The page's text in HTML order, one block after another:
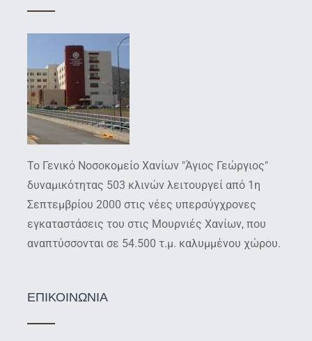
Το Γενικό Νοσοκομείο Χανίων "Άγιος Γεώργιος"
δυναμικότητας 503 κλινών λειτουργεί από 1η
Σεπτεμβρίου 2000 στις νέες υπερσύγχρονες
εγκαταστάσεις του στις Μουρνιές Χανίων, που
αναπτύσσονται σε 54.500 τ.μ. καλυμμένου χώρου.
ΕΠΙΚΟΙΝΩΝΙΑ